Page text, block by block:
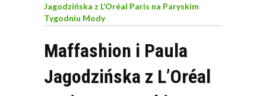
Jagodzińska z L’Oréal Paris na Paryskim
Tygodniu Mody
Maffashion i Paula
Jagodzińska z L’Oréal